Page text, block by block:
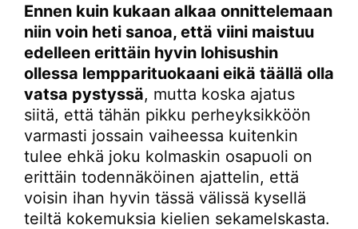
Ennen kuin kukaan alkaa onnittelemaan
niin voin heti sanoa, että viini maistuu
edelleen erittäin hyvin lohisushin
ollessa lempparituokaani eikä täällä olla
vatsa pystyssä, mutta koska ajatus
siitä, että tähän pikku perheyksikköön
varmasti jossain vaiheessa kuitenkin
tulee ehkä joku kolmaskin osapuoli on
erittäin todennäköinen ajattelin, että
voisin ihan hyvin tässä välissä kysellä
teiltä kokemuksia kielien sekamelskasta.